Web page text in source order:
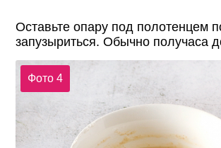
Оставьте опару под полотенцем
запузыриться. Обычно получаса
Фото 4